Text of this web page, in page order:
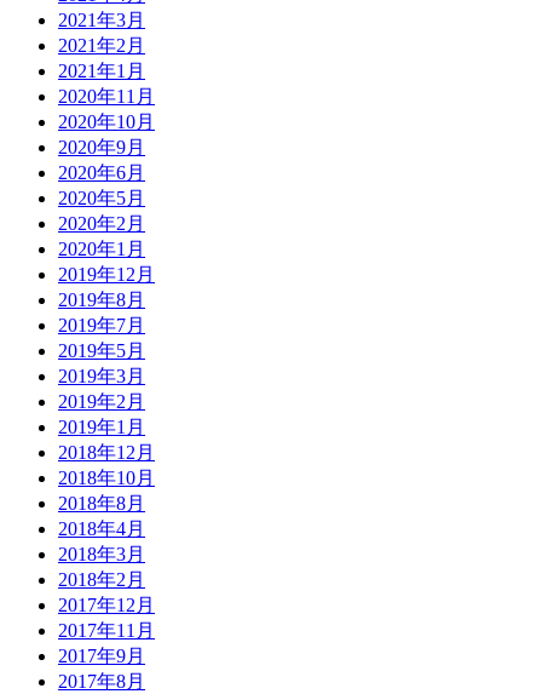
2021年3月
2021年2月
2021年1月
2020年11月
2020年10月
2020年9月
2020年6月
2020年5月
2020年2月
2020年1月
2019年12月
2019年8月
2019年7月
2019年5月
2019年3月
2019年2月
2019年1月
2018年12月
2018年10月
2018年8月
2018年4月
2018年3月
2018年2月
2017年12月
2017年11月
2017年9月
2017年8月